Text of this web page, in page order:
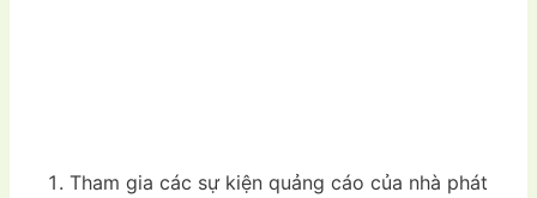
Tham gia các sự kiện quảng cáo của nhà phát